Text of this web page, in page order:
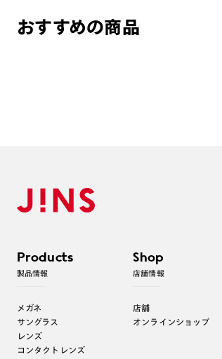
おすすめの商品
Products
製品情報
メガネ
サングラス
レンズ
コンタクトレンズ
Shop
店舗情報
店舗
オンラインショップ